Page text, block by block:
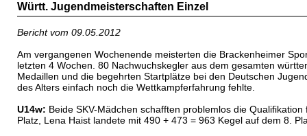
Württ. Jugendmeisterschaften Einzel
Bericht vom 09.05.2012
Am vergangenen Wochenende meisterten die Brackenheimer
letzten 4 Wochen. 80 Nachwuchskegler aus dem gesamten
Medaillen und die begehrten Startplätze bei den Deutschen
des Alters einfach noch die Wettkampferfahrung fehlte.
U14w: Beide SKV-Mädchen schafften problemlos die
Platz, Lena Haist landete mit 490 + 473 = 963 Kegel auf dem 8.